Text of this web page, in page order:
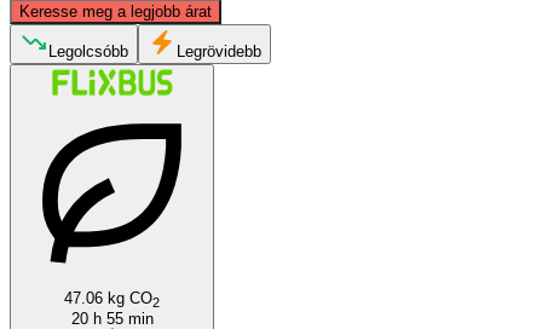
Keresse meg a legjobb árat
Budapest
Legolcsóbb Legrövidebb
47.06 kg CO2
20 h 55 min